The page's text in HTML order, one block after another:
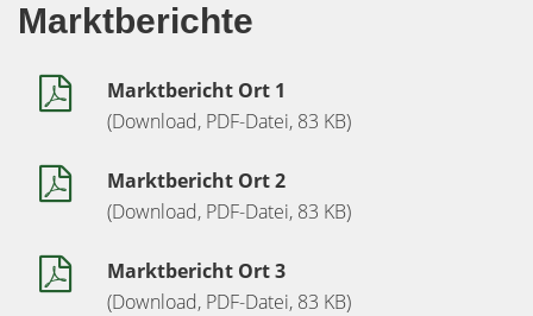
Marktberichte
Marktbericht Ort 1
(Download, PDF-Datei, 83 KB)
Marktbericht Ort 2
(Download, PDF-Datei, 83 KB)
Marktbericht Ort 3
(Download, PDF-Datei, 83 KB)